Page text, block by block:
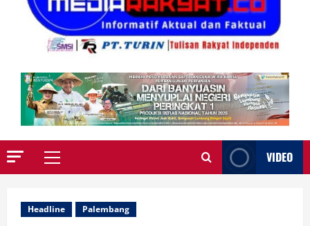
Primary
VIDEO
Headline Palembang